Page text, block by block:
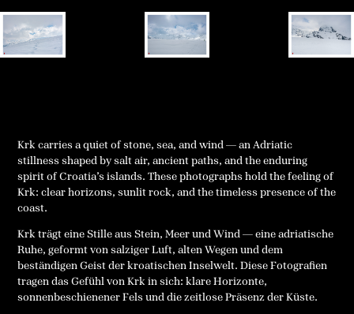
Krk carries a quiet of stone, sea, and wind — an Adriatic
stillness shaped by salt air, ancient paths, and the enduring
spirit of Croatia’s islands. These photographs hold the feeling of
Krk: clear horizons, sunlit rock, and the timeless presence of the
coast.
Krk trägt eine Stille aus Stein, Meer und Wind — eine adriatische
Ruhe, geformt von salziger Luft, alten Wegen und dem
beständigen Geist der kroatischen Inselwelt. Diese Fotografien
tragen das Gefühl von Krk in sich: klare Horizonte,
sonnenbeschienener Fels und die zeitlose Präsenz der Küste.